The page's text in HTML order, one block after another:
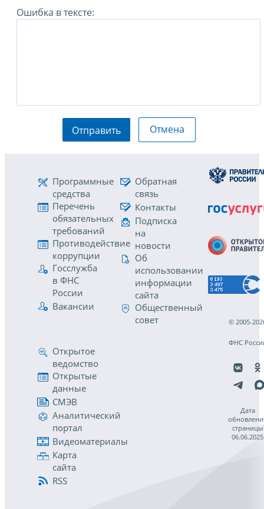
Ошибка в тексте:
Отправить Отмена
Программные
средства
Перечень
обязательных
требований
Противодействие
коррупции
Госслужба
в ФНС
России
Вакансии
Обратная
связь
Контакты
Подписка
на
новости
Об
использовании
информации
сайта
Общественный
совет
Открытое
ведомство
Открытые
данные
СМЭВ
Аналитический
портал
Видеоматериалы
Карта
сайта
RSS
© 2005-
ФНС
Дата
страницы
06.06.2025